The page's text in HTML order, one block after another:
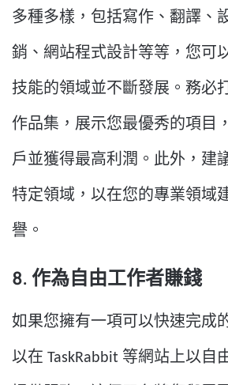
多種多樣，包括寫作、翻譯、
銷、網站程式設計等等，您可
技能的領域並不斷發展。務必
作品集，展示您最優秀的項目
戶並獲得最高利潤。此外，建
特定領域，以在您的專業領域
譽。
8. 作為自由工作者賺錢
如果您擁有一項可以快速完成
以在 TaskRabbit 等網站上以自